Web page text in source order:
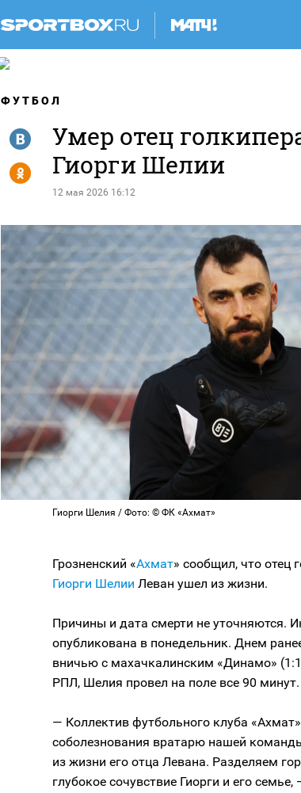
ФУТБОЛ
Умер отец
Гиорги Шелии
12 мая 2026 16:12
R
Y
Гиорги Шелия / Фото: © ФК «Ахмат»
Грозненский «Ахмат» сообщил, что отец
Гиорги Шелии Леван ушел из жизни.
Причины и дата смерти не уточняются.
опубликована в понедельник. Днем
вничью с махачкалинским «Динамо»
РПЛ, Шелия провел на поле все 90 минут.
— Коллектив футбольного клуба
соболезнования вратарю нашей
из жизни его отца Левана. Разделяем
глубокое сочувствие Гиорги и его семье,